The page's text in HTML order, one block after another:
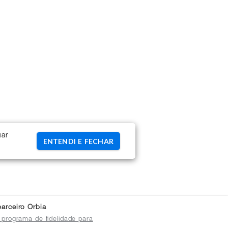
ENTENDI E FECHAR
Orbia
programa de fidelidade para